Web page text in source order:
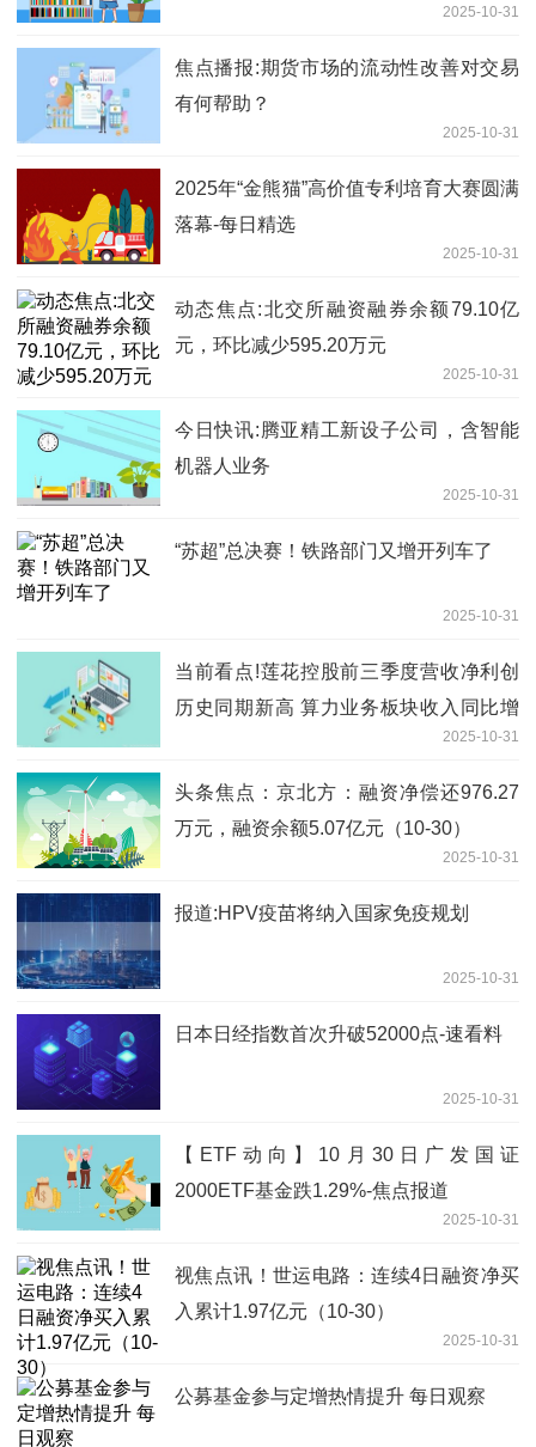
盛、联特科技、中际旭创、长飞光纤跌超
3%-资讯
2025-10-31
焦点播报:期货市场的流动性改善对交易
有何帮助？
2025-10-31
2025年“金熊猫”高价值专利培育大赛圆满
落幕-每日精选
2025-10-31
动态焦点:北交所融资融券余额79.10亿
元，环比减少595.20万元
2025-10-31
今日快讯:腾亚精工新设子公司，含智能
机器人业务
2025-10-31
“苏超”总决赛！铁路部门又增开列车了
2025-10-31
当前看点!莲花控股前三季度营收净利创
历史同期新高 算力业务板块收入同比增
2025-10-31
头条焦点：京北方：融资净偿还976.27
万元，融资余额5.07亿元（10-30）
2025-10-31
报道:HPV疫苗将纳入国家免疫规划
2025-10-31
日本日经指数首次升破52000点-速看料
2025-10-31
【ETF动向】10月30日广发国证
2000ETF基金跌1.29%-焦点报道
2025-10-31
视焦点讯！世运电路：连续4日融资净买
入累计1.97亿元（10-30）
2025-10-31
公募基金参与定增热情提升 每日观察